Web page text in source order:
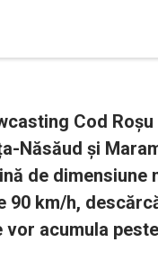
Cod
Năsăud și
de dimensiune
90 km/h,
acumula